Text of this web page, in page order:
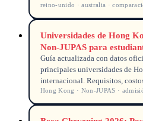
reino-unido · australia ·
Universidades de Hong
Non‑JUPAS para
Guía actualizada con datos
principales universidades de
internacional. Requisitos,
Hong Kong · Non‑JUPAS ·